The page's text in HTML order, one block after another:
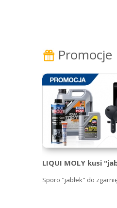
Promocje
LIQUI MOLY kusi
Sporo "jabłek" do